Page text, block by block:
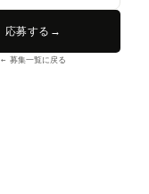
応募する →
← 募集一覧に戻る